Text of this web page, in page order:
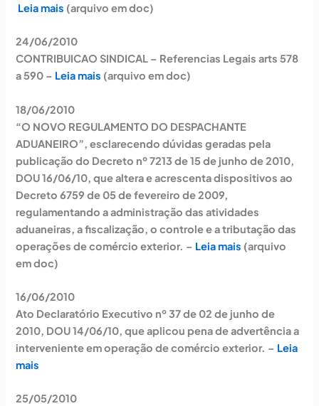
Leia mais (arquivo em doc)
24/06/2010
CONTRIBUICAO SINDICAL – Referencias Legais arts 578
a 590 – Leia mais (arquivo em doc)
18/06/2010
“O NOVO REGULAMENTO DO DESPACHANTE
ADUANEIRO”, esclarecendo dúvidas geradas pela
publicação do Decreto nº 7213 de 15 de junho de 2010,
DOU 16/06/10, que altera e acrescenta dispositivos ao
Decreto 6759 de 05 de fevereiro de 2009,
regulamentando a administração das atividades
aduaneiras, a fiscalização, o controle e a tributação das
operações de comércio exterior. – Leia mais (arquivo
em doc)
16/06/2010
Ato Declaratório Executivo nº 37 de 02 de junho de
2010, DOU 14/06/10, que aplicou pena de advertência a
interveniente em operação de comércio exterior. – Leia
mais
25/05/2010